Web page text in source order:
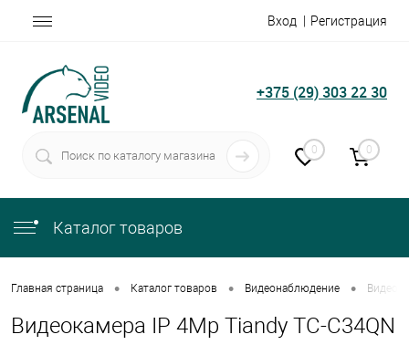
Вход Регистрация
+375 (29) 303 22 30
0 0
Каталог товаров
Главная страница • Каталог товаров • Видеонаблюдение •
Видеокамера IP 4Mp Tiandy TC-C34QN